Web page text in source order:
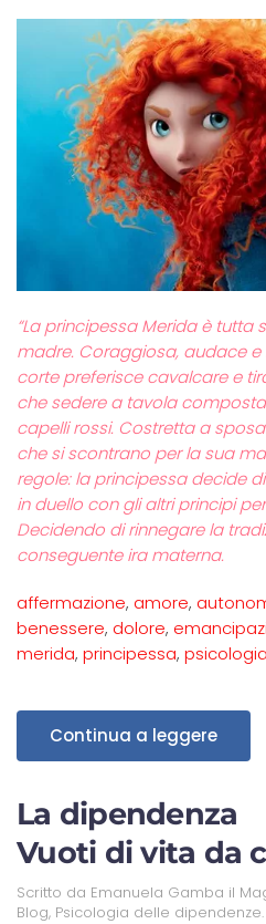
“La principessa Merida è
madre. Coraggiosa, audace
corte preferisce cavalcare e
che sedere a tavola
capelli rossi. Costretta a
che si scontrano per la sua
regole: la principessa decide
in duello con gli altri principi
Decidendo di rinnegare la
conseguente ira materna.
affermazione, amore,
benessere, dolore,
merida, principessa, psicologia
Continua a leggere
La dipendenza
Vuoti di vita da
Scritto da Emanuela Gamba il
Blog, Psicologia delle dipendenze.